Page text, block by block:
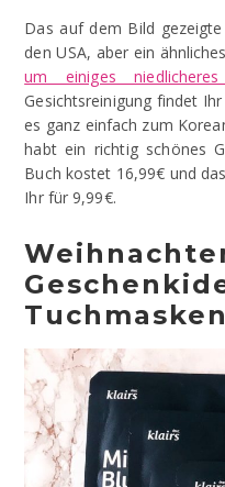
Das auf dem Bild
den USA, aber ein
um einiges niedlicheres
Gesichtsreinigung findet
es ganz einfach zum
habt ein richtig schönes
Buch kostet 16,99€ und
Ihr für 9,99€.